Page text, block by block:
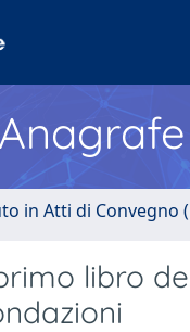
in Atti di Convegno
libro